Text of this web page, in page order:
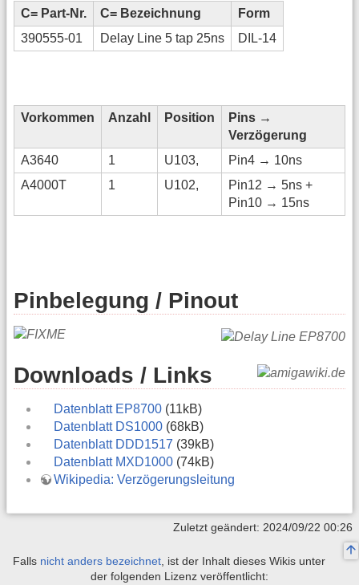
C= Part-Nr. C= Bezeichnung
Form
390555-01
Delay Line 5 tap 25ns DIL-14
Vorkommen Anzahl Position
Pins →
Verzögerung
A3640
1 U103,
Pin4 → 10ns
A4000T
1 U102,
Pin12 → 5ns +
Pin10 → 15ns
Pinbelegung / Pinout
Downloads / Links
Datenblatt EP8700 (11kB)
Datenblatt DS1000 (68kB)
Datenblatt DDD1517 (39kB)
Datenblatt MXD1000 (74kB)
Wikipedia: Verzögerungsleitung
Zuletzt geändert: 2024/09/22 00:26
Falls nicht anders bezeichnet , ist der Inhalt dieses Wikis unter
der folgenden Lizenz veröffentlicht: